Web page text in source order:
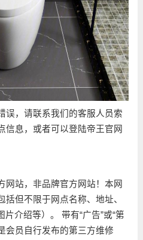
误，请联系我们的客服人员索
信息，或者可以登陆帝王官网
网站，非品牌官方网站！本网
括但不限于网点名称、地址、
介绍等）。 带有“广告”或“第
会员自行发布的第三方维修